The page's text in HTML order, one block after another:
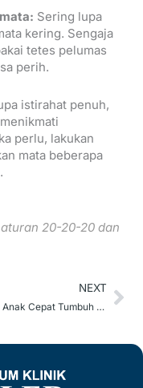
Sering lupa
kering. Sengaja
tetes pelumas
perih.
istirahat penuh,
perlu, lakukan
mata beberapa
aturan 20-20-20 dan
NEXT
Rahasia Anak Cepat Tumbuh Tinggi, 5 Kebiasaan Sehat yang Wajib Dicoba